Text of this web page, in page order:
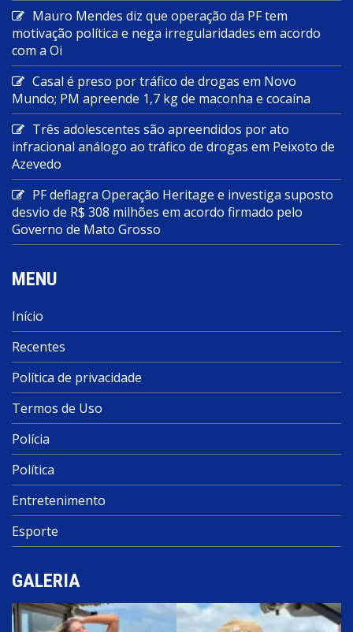
Mauro Mendes diz que operação da PF tem
motivação política e nega irregularidades em acordo
com a Oi
Casal é preso por tráfico de drogas em Novo
Mundo; PM apreende 1,7 kg de maconha e cocaína
Três adolescentes são apreendidos por ato
infracional análogo ao tráfico de drogas em Peixoto de
Azevedo
PF deflagra Operação Heritage e investiga suposto
desvio de R$ 308 milhões em acordo firmado pelo
Governo de Mato Grosso
MENU
Início
Recentes
Política de privacidade
Termos de Uso
Polícia
Política
Entretenimento
Esporte
GALERIA